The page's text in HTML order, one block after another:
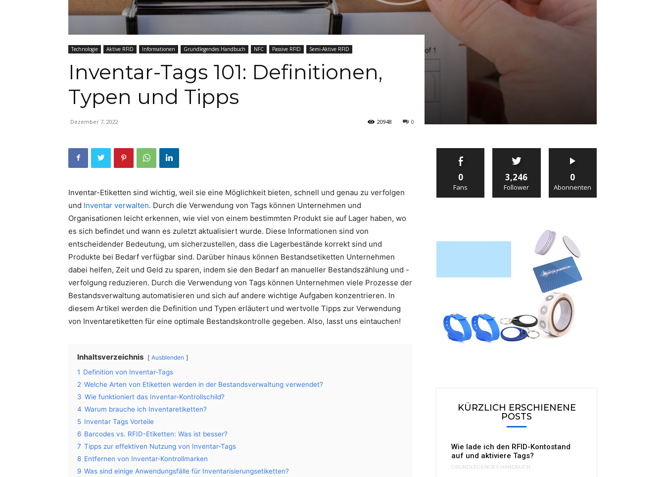
Technologie Aktive RFID Informationen Grundlegendes Handbuch NFC Passive RFID Semi-Aktive RFID
Inventar-Tags 101: Definitionen,
Typen und Tipps
Dezember 7, 2022 0
20948
Inventar-Etiketten sind wichtig, weil sie eine Möglichkeit bieten, schnell und genau zu verfolgen
und Inventar verwalten. Durch die Verwendung von Tags können Unternehmen und
Organisationen leicht erkennen, wie viel von einem bestimmten Produkt sie auf Lager haben, wo
es sich befindet und wann es zuletzt aktualisiert wurde. Diese Informationen sind von
entscheidender Bedeutung, um sicherzustellen, dass die Lagerbestände korrekt sind und
Produkte bei Bedarf verfügbar sind. Darüber hinaus können Bestandsetiketten Unternehmen
dabei helfen, Zeit und Geld zu sparen, indem sie den Bedarf an manueller Bestandszählung und -
verfolgung reduzieren. Durch die Verwendung von Tags können Unternehmen viele Prozesse der
Bestandsverwaltung automatisieren und sich auf andere wichtige Aufgaben konzentrieren. In
diesem Artikel werden die Definition und Typen erläutert und wertvolle Tipps zur Verwendung
von Inventaretiketten für eine optimale Bestandskontrolle gegeben. Also, lasst uns eintauchen!
Inhaltsverzeichnis Ausblenden
1 Definition von Inventar-Tags
2 Welche Arten von Etiketten werden in der Bestandsverwaltung verwendet?
3 Wie funktioniert das Inventar-Kontrollschild?
4 Warum brauche ich Inventaretiketten?
5 Inventar Tags Vorteile
6 Barcodes vs. RFID-Etiketten: Was ist besser?
7 Tipps zur effektiven Nutzung von Inventar-Tags
8 Entfernen von Inventar-Kontrollmarken
9 Was sind einige Anwendungsfälle für Inventarisierungsetiketten?
0
Fans
3,246
Follower
0
Abonnenten
KÜRZLICH ERSCHIENENE
POSTS
Wie lade ich den RFID-Kontostand
auf und aktiviere Tags?
GRUNDLEGENDES HANDBUCH